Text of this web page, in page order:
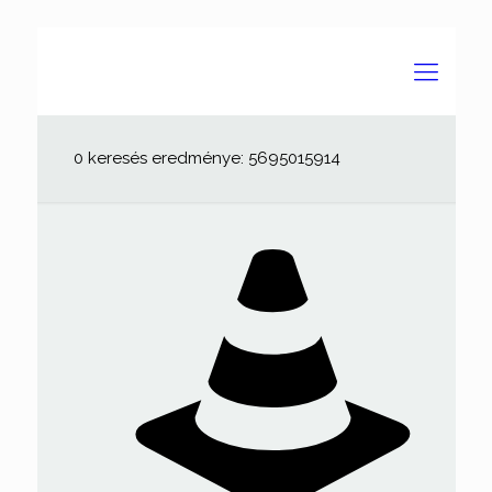
0 keresés eredménye: 5695015914